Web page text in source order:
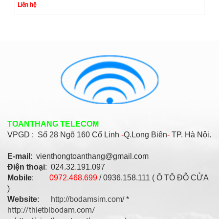
Liên hệ
TOANTHANG TELECOM
VPGD : Số 28 Ngõ 160 Cổ Linh -Q.Long Biên- TP. Hà Nội.
E-mail : vienthongtoanthang@gmail.com
Điện thoại: 024.32.191.097
Mobile: 0972.468.699 / 0936.158.111 ( Ô TÔ ĐỖ CỬA
)
Website: http://bodamsim.com/*
http://thietbibodam.com/